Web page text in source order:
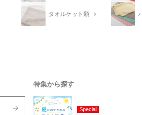
タオルケット類
特集から探す
Special